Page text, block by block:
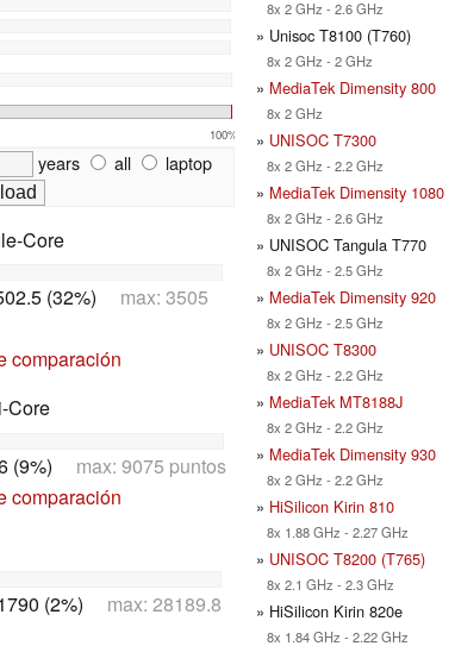
100%
years all
laptop
Core
(32%) max: 3505
comparación
Core
(9%) max: 9075 puntos
comparación
(2%) max: 28189.8
8x 2 GHz - 2.6 GHz
» Unisoc T8100 (T760)
8x 2 GHz - 2 GHz
» MediaTek Dimensity 800
8x 2 GHz
» UNISOC T7300
8x 2 GHz - 2.2 GHz
» MediaTek Dimensity 1080
8x 2 GHz - 2.6 GHz
» UNISOC Tangula T770
8x 2 GHz - 2.5 GHz
» MediaTek Dimensity 920
8x 2 GHz - 2.5 GHz
» UNISOC T8300
8x 2 GHz - 2.2 GHz
» MediaTek MT8188J
8x 2 GHz - 2.2 GHz
» MediaTek Dimensity 930
8x 2 GHz - 2.2 GHz
» HiSilicon Kirin 810
8x 1.88 GHz - 2.27 GHz
» UNISOC T8200 (T765)
8x 2.1 GHz - 2.3 GHz
» HiSilicon Kirin 820e
8x 1.84 GHz - 2.22 GHz